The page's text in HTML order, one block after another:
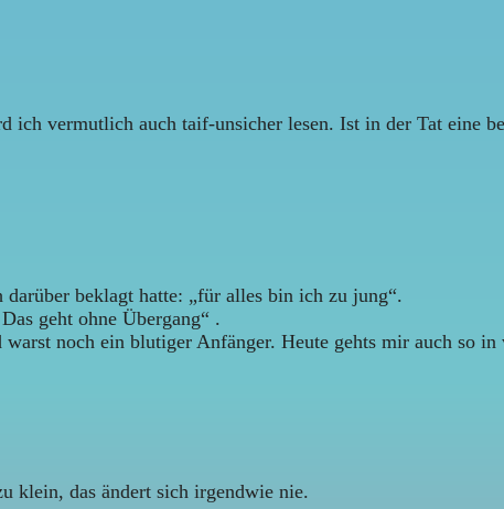
ich vermutlich auch taif-unsicher lesen. Ist in der Tat eine
beklagt hatte: „für alles bin ich zu jung“.
geht ohne Übergang“ .
noch ein blutiger Anfänger. Heute gehts mir auch so
klein, das ändert sich irgendwie nie.